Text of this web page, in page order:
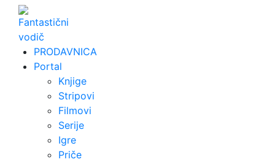
Skip
content
PRODAVNICA
Portal
Knjige
Stripovi
Filmovi
Serije
Igre
Priče